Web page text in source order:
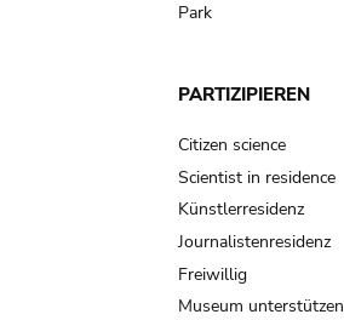
Park
PARTIZIPIEREN
Citizen science
Scientist in residence
Künstlerresidenz
Journalistenresidenz
Freiwillig
Museum unterstützen